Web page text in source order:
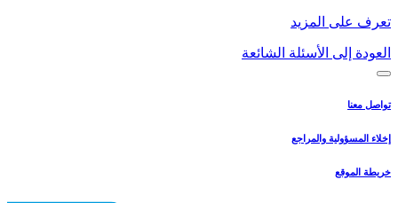
تعرف على المزيد
العودة إلى الأسئلة الشائعة
تواصل معنا
إخلاء المسؤولية والمراجع
خريطة الموقع